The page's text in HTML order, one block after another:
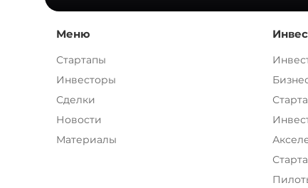
Меню
Стартапы
Инвесторы
Сделки
Новости
Материалы